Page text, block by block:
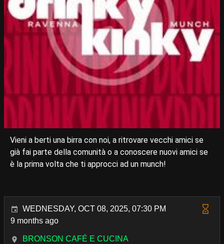
Vieni a berti una birra con noi, a ritrovare vecchi amici se
già fai parte della comunità o a conoscere nuovi amici se
è la prima volta che ti approcci ad un munch!
WEDNESDAY, OCT 08, 2025, 07:30 PM
9 months ago
BRONSON CAFÉ E CUCINA